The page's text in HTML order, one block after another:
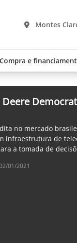
Montes
Compra e
Deere
no mercado
infraestrutura de
a tomada de
01/2021